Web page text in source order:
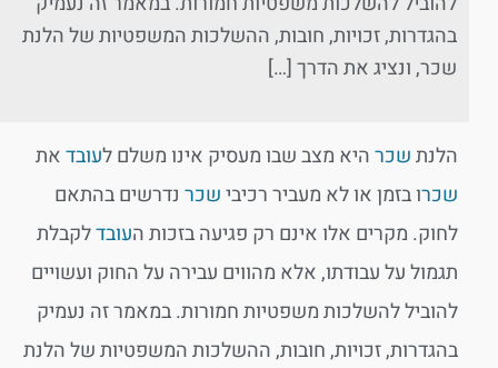
בהגדרות, זכויות, חובות, ההשלכות המשפטיות של הלנת
שכר, ונציג את הדרך […]
הלנתשכרהיא מצב שבו מעסיק אינו משלם לעובדאת
שכרו בזמן או לא מעביר רכיבישכרנדרשים בהתאם
לחוק. מקרים אלו אינם רק פגיעה בזכות העובדלקבלת
תגמול על עבודתו, אלא מהווים עבירה על החוק ועשויים
להוביל להשלכות משפטיות חמורות. במאמר זה נעמיק
בהגדרות, זכויות, חובות, ההשלכות המשפטיות של הלנת